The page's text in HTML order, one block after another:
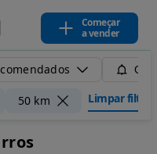
Começar
a vender
50 km Limpar filtros